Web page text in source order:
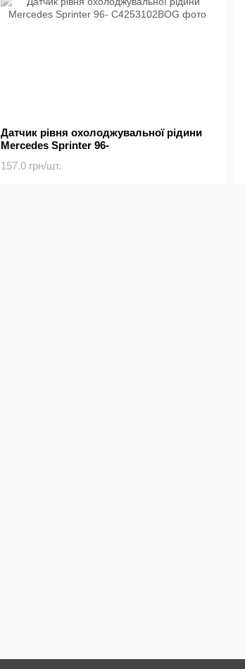
Датчик рівня охолоджувальної рідини
Mercedes Sprinter 96-
157.0 грн/шт.